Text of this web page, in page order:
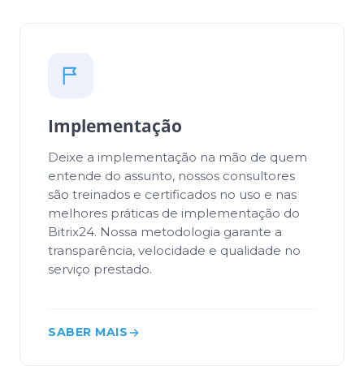
Implementação
Deixe a implementação na mão de quem
entende do assunto, nossos consultores
são treinados e certificados no uso e nas
melhores práticas de implementação do
Bitrix24. Nossa metodologia garante a
transparência, velocidade e qualidade no
serviço prestado.
SABER MAIS